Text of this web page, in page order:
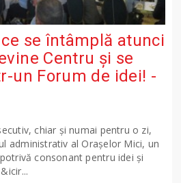
se întâmplă atunci
Centru și se
un Forum de idei! -
chiar și numai pentru o zi,
administrativ al Orașelor Mici, un
consonant pentru idei și